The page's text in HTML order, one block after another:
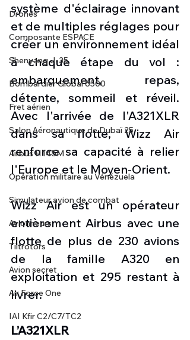
Drones
Composante ESPACE
Shenyang J-35
Bombardier Global 6500
Fret aérien
Salon Aéronautique de Dubaï 25
Airbus H145M
Opération militaire au Vénézuela
Simulateur avion de combat
Avionneurs
Tiltrotors
Avion secret
Air Force One
IAI Kfir C2/C7/TC2
système d'éclairage innovant
et de multiples réglages pour
créer un environnement idéal
à chaque étape du vol :
embarquement, repas,
détente, sommeil et réveil.
Avec l'arrivée de l'A321XLR
dans sa flotte, Wizz Air
renforce sa capacité à relier
l'Europe et le Moyen-Orient.
Wizz Air est un opérateur
entièrement Airbus avec une
flotte de plus de 230 avions
de la famille A320 en
exploitation et 295 restant à
livrer.
L’A321XLR